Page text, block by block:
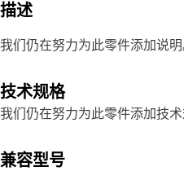
描述
我们仍在努力为此零件添加说明
技术规格
我们仍在努力为此零件添加技术
兼容型号